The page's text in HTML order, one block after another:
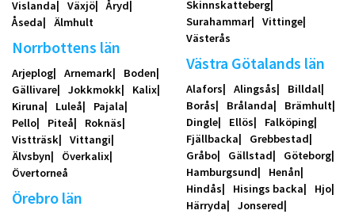
Vislanda
Växjö
Åryd
Åseda
Älmhult
Norrbottens län
Arjeplog Arnemark
Boden
Gällivare
Jokkmokk
Kalix
Kiruna
Luleå
Pajala
Pello
Piteå
Roknäs
Vistträsk
Vittangi
Älvsbyn
Överkalix
Övertorneå
Örebro län
Skinnskatteberg
Surahammar
Vittinge
Västerås
Västra Götalands län
Alafors Alingsås
Billdal
Borås
Brålanda
Brämhult
Dingle
Ellös
Falköping
Fjällbacka
Grebbestad
Gråbo
Gällstad
Göteborg
Hamburgsund
Henån
Hindås
Hisings backa
Hjo
Härryda
Jonsered